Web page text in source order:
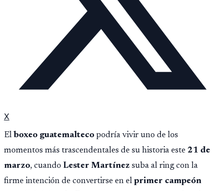
X
El boxeo guatemalteco podría vivir uno de los
momentos más trascendentales de su historia este 21 de
marzo, cuando Lester Martínez suba al ring con la
firme intención de convertirse en el primer campeón